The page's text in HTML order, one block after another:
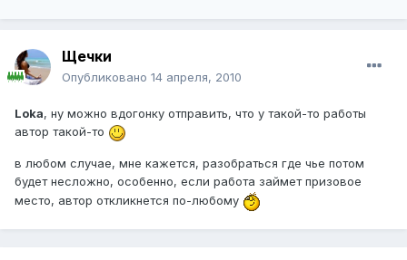
Щечки
Опубликовано 14 апреля, 2010
Loka, ну можно вдогонку отправить, что у такой-то работы
автор такой-то
в любом случае, мне кажется, разобраться где чье потом
будет несложно, особенно, если работа займет призовое
место, автор откликнется по-любому